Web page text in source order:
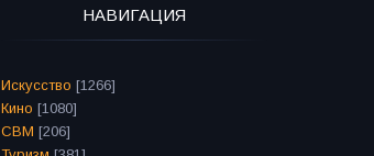
НАВИГАЦИЯ
Искусство [1266]
Кино [1080]
СВМ [206]